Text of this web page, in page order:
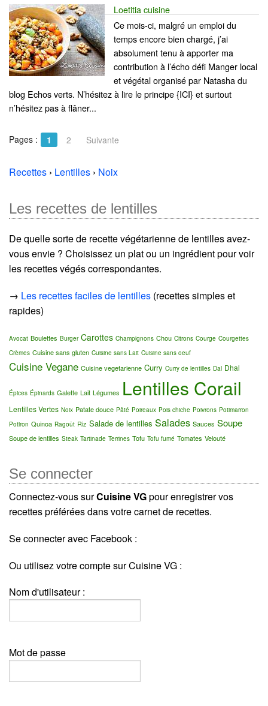
Loetitia cuisine
Ce mois-ci, malgré un emploi du
temps encore bien chargé, j’ai
absolument tenu à apporter ma
contribution à l’écho défi Manger local
et végétal organisé par Natasha du
blog Echos verts. N’hésitez à lire le principe {ICI} et surtout
n’hésitez pas à flâner...
Pages : 1 2 Suivante
Recettes › Lentilles › Noix
Les recettes de lentilles
De quelle sorte de recette végétarienne de lentilles avez-
vous envie ? Choisissez un plat ou un ingrédient pour voir
les recettes végés correspondantes.
→ Les recettes faciles de lentilles (recettes simples et
rapides)
Avocat Boulettes Burger Carottes Champignons Chou Citrons Courge Courgettes
Crèmes Cuisine sans gluten Cuisine sans Lait Cuisine sans oeuf
Cuisine Vegane Cuisine vegetarienne Curry Curry de lentilles Dal Dhal
Épices Épinards Galette Lait Légumes Lentilles Corail
Lentilles Vertes Noix Patate douce Pâté Poireaux Pois chiche Poivrons Potimarron
Potiron Quinoa Ragoût Riz Salade de lentilles Salades Sauces Soupe
Soupe de lentilles Steak Tartinade Terrines Tofu Tofu fumé Tomates Velouté
Se connecter
Connectez-vous surCuisine VGpour enregistrer vos
recettes préférées dans votre carnet de recettes.
Se connecter avec Facebook :
Ou utilisez votre compte sur Cuisine VG :
Nom d'utilisateur :
Mot de passe